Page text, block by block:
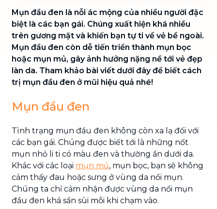
Mụn đầu đen là nỗi ác mộng của nhiều người đặc
biệt là các bạn gái. Chúng xuất hiện khá nhiều
trên gương mặt và khiến bạn tự ti về vẻ bề ngoài.
Mụn đầu đen còn dễ tiến triển thành mụn bọc
hoặc mụn mủ, gây ảnh hưởng nặng nề tới vẻ đẹp
làn da. Tham khảo bài viết dưới đây để biết cách
trị mụn đầu đen ở mũi hiệu quả nhé!
Mụn đầu đen
Tình trạng mụn đầu đen không còn xa lạ đối với
các bạn gái. Chúng được biết tới là những nốt
mụn nhỏ li ti có màu đen và thường ẩn dưới da.
Khác với các loại mụn mủ, mụn bọc, bạn sẽ không
cảm thấy đau hoặc sưng ở vùng da nổi mụn.
Chúng ta chỉ cảm nhận được vùng da nổi mụn
đầu đen khá sần sùi mỗi khi chạm vào.